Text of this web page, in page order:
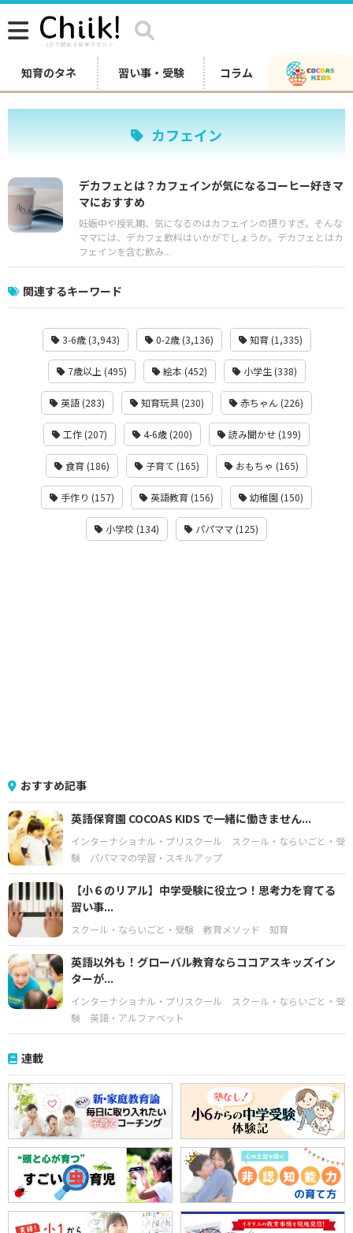
知育のタネ 習い事・受験 コラム
カフェイン
デカフェとは？カフェインが気になるコーヒー好きマ
マにおすすめ
妊娠中や授乳期、気になるのはカフェインの摂りすぎ。そんな
ママには、デカフェ飲料はいかがでしょうか。デカフェとはカ
フェインを含む飲み...
関連するキーワード
3-6歳 (3,943) 0-2歳 (3,136) 知育 (1,335)
7歳以上 (495) 絵本 (452) 小学生 (338)
英語 (283) 知育玩具 (230) 赤ちゃん (226)
工作 (207) 4-6歳 (200) 読み聞かせ (199)
食育 (186) 子育て (165) おもちゃ (165)
手作り (157) 英語教育 (156) 幼稚園 (150)
小学校 (134) パパママ (125)
おすすめ記事
英語保育園 COCOAS KIDS で一緒に働きません...
インターナショナル・プリスクール
スクール・ならいごと・受
験
パパママの学習・スキルアップ
【小６のリアル】中学受験に役立つ！思考力を育てる
習い事...
スクール・ならいごと・受験 教育メソッド 知育
英語以外も！グローバル教育ならココアスキッズイン
ターが...
インターナショナル・プリスクール
スクール・ならいごと・受
験
英語・アルファベット
連載